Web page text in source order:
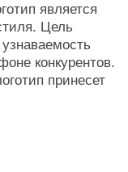
является
Цель
конкурентов.
принесет